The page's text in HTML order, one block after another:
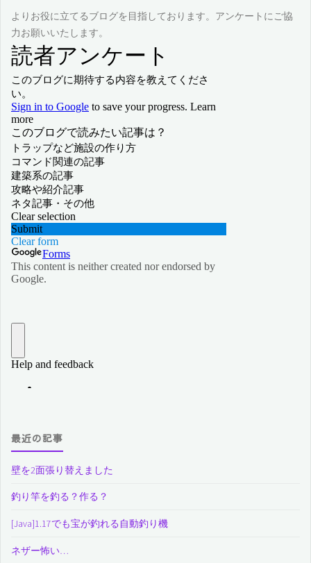
よりお役に立てるブログを目指しております。アンケートにご協
力お願いいたします。
最近の記事
壁を2面張り替えました
釣り竿を釣る？作る？
[Java]1.17でも宝が釣れる自動釣り機
ネザー怖い…